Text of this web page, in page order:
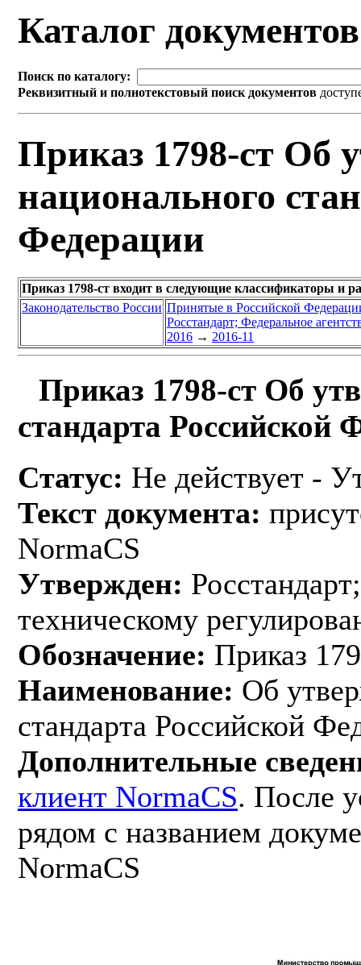
Каталог
Поиск по каталогу:
Реквизитный и полнотекстовый поиск документов
Приказ 1798-ст Об
национального
Федерации
Приказ 1798-ст входит в следующие классификаторы и
Законодательство России Принятые в Российской
Росстандарт; Федеральное
2016 → 2016-11
Приказ 1798-ст Об
стандарта Российской
Статус: Не действует -
Текст документа:
NormaCS
Утвержден:
техническому
Обозначение: Приказ
Наименование: Об
стандарта Российской
Дополнительные
клиент NormaCS. После
рядом с названием
NormaCS